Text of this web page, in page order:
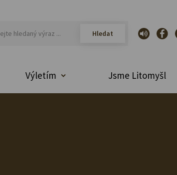
Výletím Jsme Litomyšl